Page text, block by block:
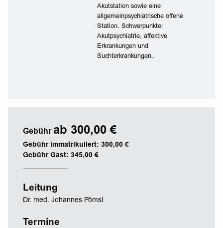
Akutstation sowie eine
allgemeinpsychiatrische offene
Station. Schwerpunkte:
Akutpsychiatrie, affektive
Erkrankungen und
Suchterkrankungen.
Gebühr ab 300,00 €
Gebühr immatrikuliert: 300,00 €
Gebühr Gast: 345,00 €
Leitung
Dr. med. Johannes Pömsl
Termine